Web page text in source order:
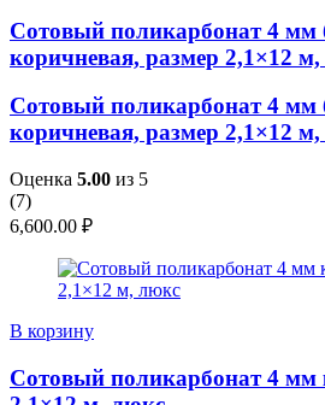
Сотовый поликарбонат 4 мм
коричневая, размер 2,1×12
Сотовый поликарбонат 4 мм
коричневая, размер 2,1×12
Оценка 5.00 из 5
(7)
6,600.00 ₽
В корзину
Сотовый поликарбонат 4 мм